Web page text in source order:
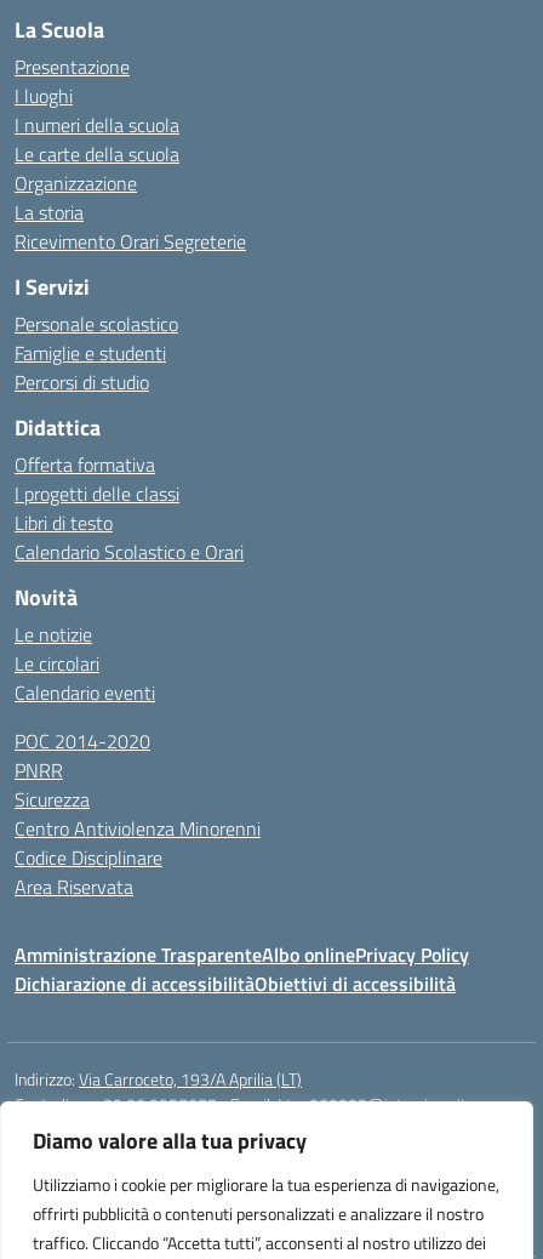
Diamo valore alla tua privacy
Utilizziamo i cookie per migliorare la tua esperienza di navigazione,
offrirti pubblicità o contenuti personalizzati e analizzare il nostro
traffico. Cliccando “Accetta tutti”, acconsenti al nostro utilizzo dei
La Scuola
Presentazione
I luoghi
I numeri della scuola
Le carte della scuola
Organizzazione
La storia
Ricevimento Orari Segreterie
I Servizi
Personale scolastico
Famiglie e studenti
Percorsi di studio
Didattica
Offerta formativa
I progetti delle classi
Libri di testo
Calendario Scolastico e Orari
Novità
Le notizie
Le circolari
Calendario eventi
POC 2014-2020
PNRR
Sicurezza
Centro Antiviolenza Minorenni
Codice Disciplinare
Area Riservata
Amministrazione TrasparenteAlbo onlinePrivacy Policy
Dichiarazione di accessibilitàObiettivi di accessibilità
Indirizzo:Via Carroceto, 193/A Aprilia (LT)
Centralino:+39 06 9257678 Email:Ltps060002@istruzione.it
Posta elettronica certificata (PEC): Ltps060002@pec.istruzione.it
Codice fiscale: 91001930592
Codice meccanografico: LTPS060002